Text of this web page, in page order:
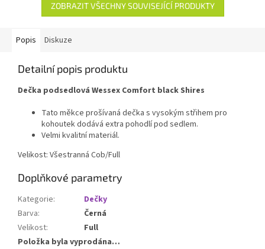
ZOBRAZIT VŠECHNY SOUVISEJÍCÍ PRODUKTY
Popis Diskuze
Detailní popis produktu
Dečka podsedlová Wessex Comfort black Shires
Tato měkce prošívaná dečka s vysokým střihem pro
kohoutek dodává extra pohodlí pod sedlem.
Velmi kvalitní materiál.
Velikost: Všestranná Cob/Full
Doplňkové parametry
Kategorie:
Dečky
Barva:
Černá
Velikost:
Full
Položka byla vyprodána…